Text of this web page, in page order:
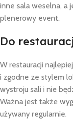
inne sala weselna, a
plenerowy event.
Do
W restauracji
i zgodne ze stylem
wystroju sali i nie
Ważna jest także
używany regularnie.